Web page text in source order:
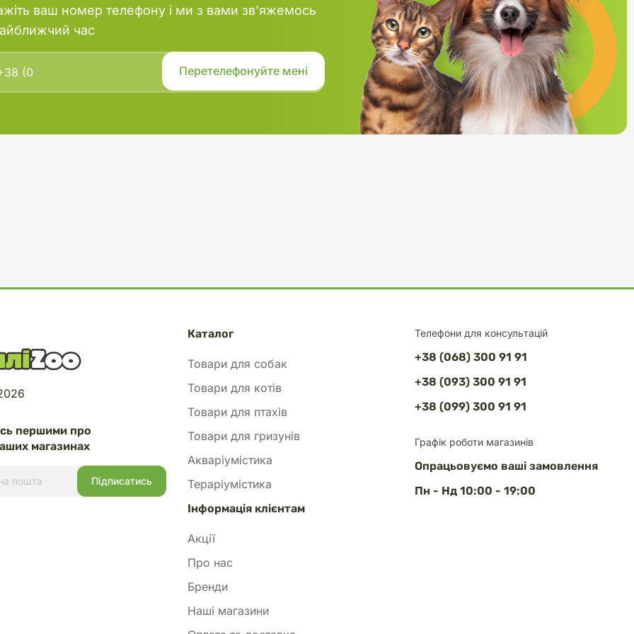
ваш номер телефону і ми з вами зв’яжемось
час
Телефони для консультацій
+38 (068) 300 91 91
+38 (093) 300 91 91
+38 (099) 300 91 91
Графік роботи магазинів
Опрацьовуємо ваші замовлення
Пн - Нд 10:00 - 19:00
першими про
магазинах
Каталог
Товари для собак
Товари для котів
Товари для птахів
Товари для гризунів
Акваріумістика
Тераріумістика
Інформація клієнтам
Акції
Про нас
Бренди
Наші магазини